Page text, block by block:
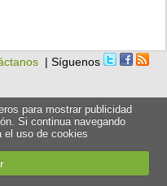
| Síguenos
para mostrar publicidad
Si continua navegando
el uso de cookies